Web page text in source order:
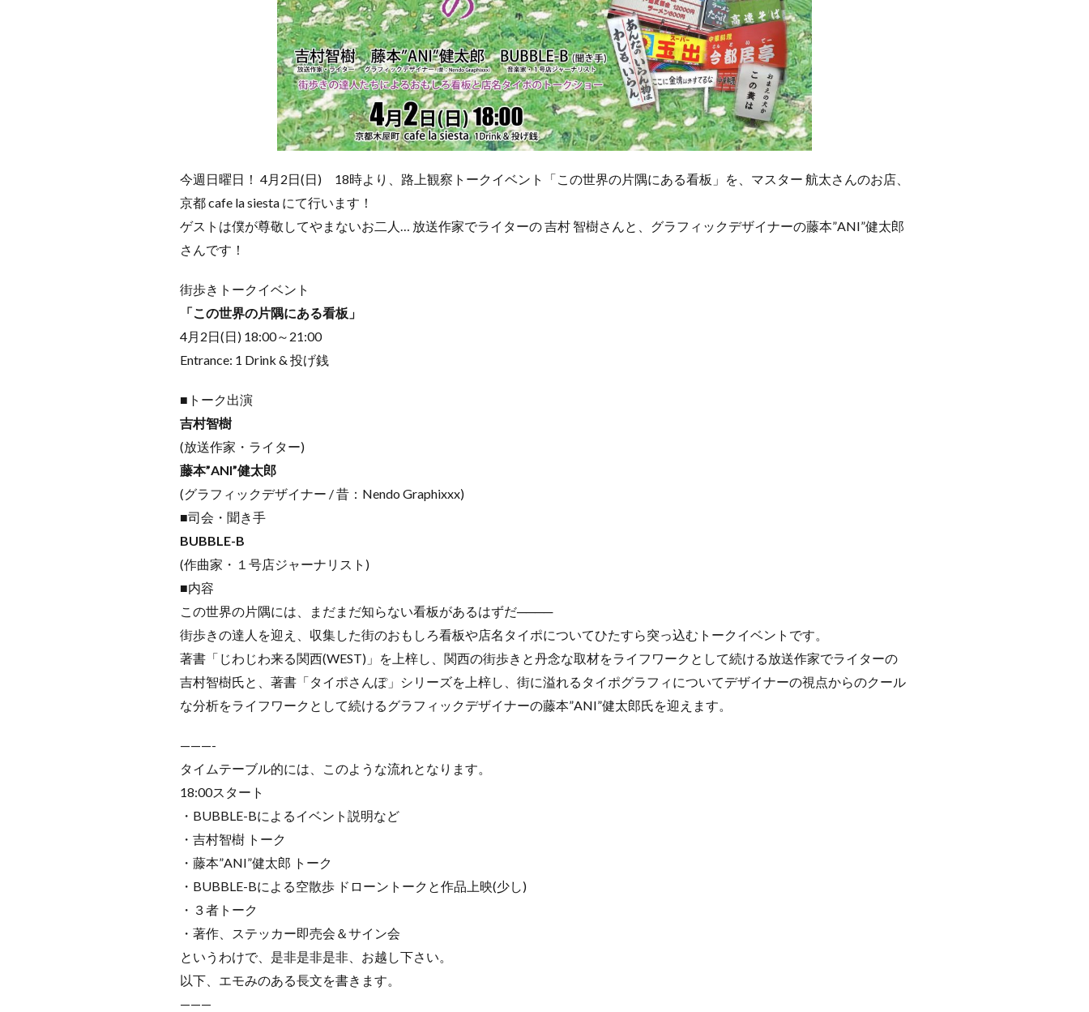
今週日曜日！ 4月2日(日) 18時より、路上観察トークイベント「この世界の片隅にある看板」を、マスター 航太さんのお店、
京都 cafe la siesta にて行います！
ゲストは僕が尊敬してやまないお二人… 放送作家でライターの 吉村 智樹さんと、グラフィックデザイナーの藤本”ANI”健太郎
さんです！
街歩きトークイベント
「この世界の片隅にある看板」
4月2日(日) 18:00～21:00
Entrance: 1 Drink & 投げ銭
■トーク出演
吉村智樹
(放送作家・ライター)
藤本”ANI”健太郎
(グラフィックデザイナー / 昔：Nendo Graphixxx)
■司会・聞き手
BUBBLE-B
(作曲家・１号店ジャーナリスト)
■内容
この世界の片隅には、まだまだ知らない看板があるはずだ────
街歩きの達人を迎え、収集した街のおもしろ看板や店名タイポについてひたすら突っ込むトークイベントです。
著書「じわじわ来る関西(WEST)」を上梓し、関西の街歩きと丹念な取材をライフワークとして続ける放送作家でライターの
吉村智樹氏と、著書「タイポさんぽ」シリーズを上梓し、街に溢れるタイポグラフィについてデザイナーの視点からのクール
な分析をライフワークとして続けるグラフィックデザイナーの藤本”ANI”健太郎氏を迎えます。
———-
タイムテーブル的には、このような流れとなります。
18:00スタート
・BUBBLE-Bによるイベント説明など
・吉村智樹 トーク
・藤本”ANI”健太郎 トーク
・BUBBLE-Bによる空散歩 ドローントークと作品上映(少し)
・３者トーク
・著作、ステッカー即売会＆サイン会
というわけで、是非是非是非、お越し下さい。
以下、エモみのある長文を書きます。
———